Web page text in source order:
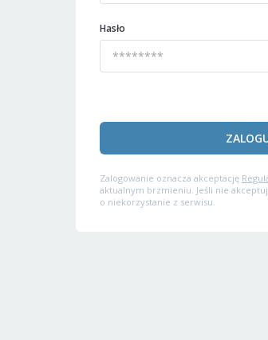
Hasło
Zalogowanie oznacza akceptację
aktualnym brzmieniu. Jeśli nie
o niekorzystanie z serwisu.